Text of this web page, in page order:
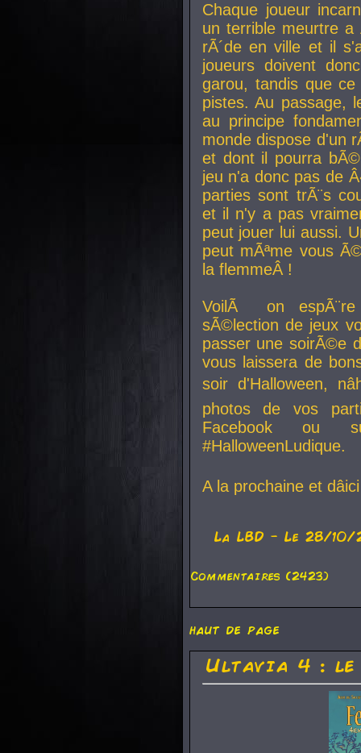
Chaque joueur
un terrible meurtre
rÃ´de en ville et il
joueurs doivent
garou, tandis que
pistes. Au passage,
au principe
monde dispose d'un
et dont il pourra
jeu n'a donc pas de
parties sont trÃ¨s
et il n'y a pas
peut jouer lui aussi.
peut mÃªme vous
la flemmeÂ !
VoilÃ on
sÃ©lection de jeux
passer une soirÃ©e
vous laissera de
soir d'Halloween,
photos de vos
Facebook ou
#HalloweenLudique.
A la prochaine et
La LBD - Le 28/10/
Commentaires (2423)
haut de page
Ultavia 4 :